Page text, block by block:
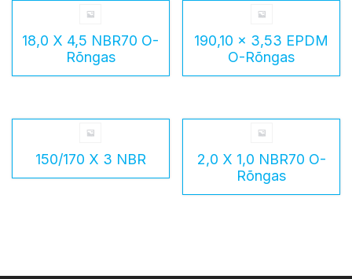
18,0 X 4,5 NBR70 O-
Rõngas
190,10 x 3,53 EPDM
O-Rõngas
150/170 X 3 NBR
2,0 X 1,0 NBR70 O-
Rõngas